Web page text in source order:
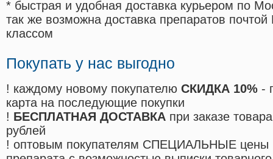
* быстрая и удобная доставка курьером по
так же возможна доставка препаратов
классом
Покупать у нас выгодно
! каждому новому покупателю СКИДКА 10% -
карта на последующие покупки
! БЕСПЛАТНАЯ ДОСТАВКА при заказе
рублей
! оптовым покупателям СПЕЦИАЛЬНЫЕ цены